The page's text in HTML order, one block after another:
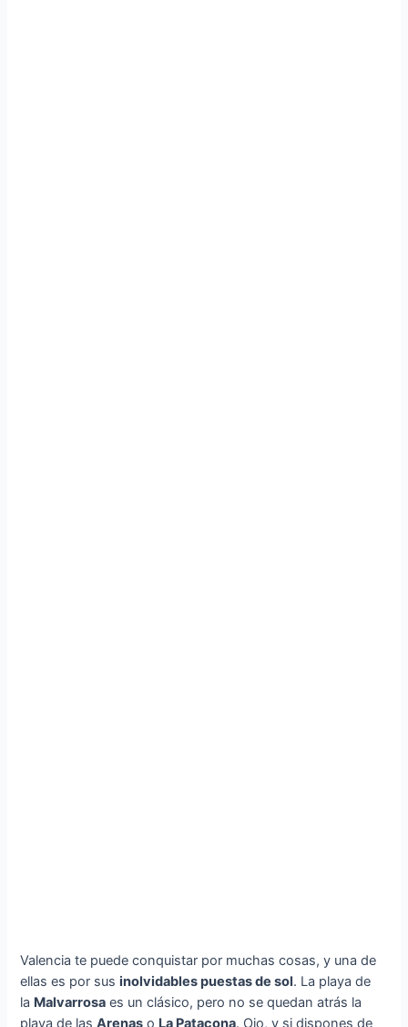
Valencia te puede conquistar por muchas cosas, y una de
ellas es por susinolvidables puestas de sol. La playa de
la Malvarrosa es un clásico, pero no se quedan atrás la
playa de lasArenas o La Patacona. Ojo, y si dispones de